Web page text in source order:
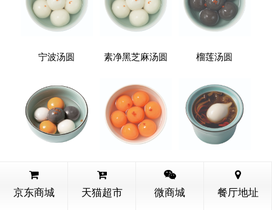
宁波汤圆 素净黑芝麻汤圆 榴莲汤圆
全家福汤圆 一品菌菇汤圆
京东商城 天猫超市 微商城 餐厅地址